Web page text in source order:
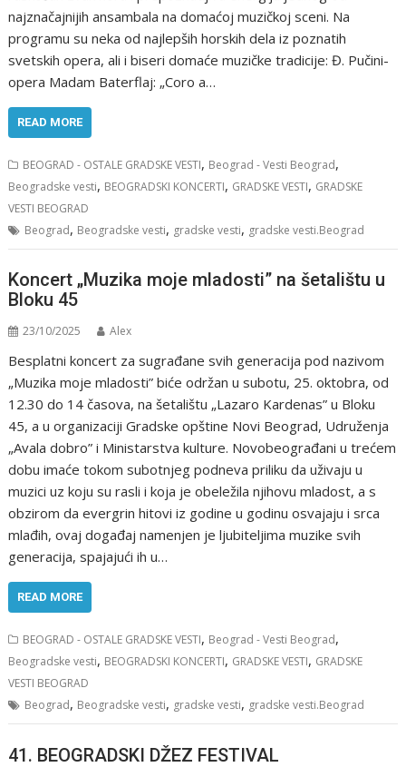
najznačajnijih ansambala na domaćoj muzičkoj sceni. Na
programu su neka od najlepših horskih dela iz poznatih
svetskih opera, ali i biseri domaće muzičke tradicije: Đ. Pučini-
opera Madam Baterflaj: „Coro a…
READ MORE
BEOGRAD - OSTALE GRADSKE VESTI, Beograd - Vesti Beograd,
Beogradske vesti, BEOGRADSKI KONCERTI, GRADSKE VESTI, GRADSKE
VESTI BEOGRAD
Beograd, Beogradske vesti, gradske vesti, gradske vesti.Beograd
Koncert „Muzika moje mladosti” na šetalištu u
Bloku 45
23/10/2025 Alex
Besplatni koncert za sugrađane svih generacija pod nazivom
„Muzika moje mladosti” biće održan u subotu, 25. oktobra, od
12.30 do 14 časova, na šetalištu „Lazaro Kardenas” u Bloku
45, a u organizaciji Gradske opštine Novi Beograd, Udruženja
„Avala dobro” i Ministarstva kulture. Novobeograđani u trećem
dobu imaće tokom subotnjeg podneva priliku da uživaju u
muzici uz koju su rasli i koja je obeležila njihovu mladost, a s
obzirom da evergrin hitovi iz godine u godinu osvajaju i srca
mlađih, ovaj događaj namenjen je ljubiteljima muzike svih
generacija, spajajući ih u…
READ MORE
BEOGRAD - OSTALE GRADSKE VESTI, Beograd - Vesti Beograd,
Beogradske vesti, BEOGRADSKI KONCERTI, GRADSKE VESTI, GRADSKE
VESTI BEOGRAD
Beograd, Beogradske vesti, gradske vesti, gradske vesti.Beograd
41. BEOGRADSKI DŽEZ FESTIVAL